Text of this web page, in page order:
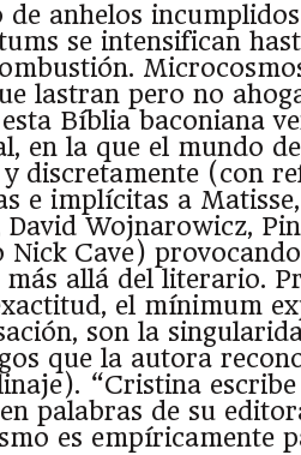
anhelos
se intensifican
lastran pero no
Bíblia baconiana
en la que el mundo
discretamente (con
e implícitas a
David Wojnarowicz,
Nick Cave)
más allá del literario.
el mínimum
son la
que la autora
“Cristina
palabras de su
es empíricamente